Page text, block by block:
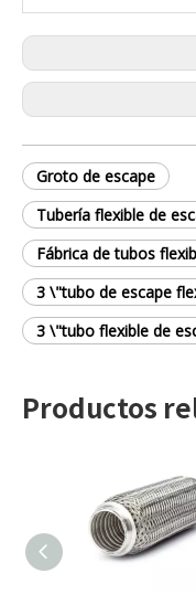
Groto de escape
Tubería flexible de
Fábrica de tubos
3 \"tubo de escape
3 \"tubo flexible de
Productos